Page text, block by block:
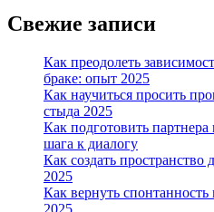
Свежие записи
Как преодолеть
браке: опыт 2025
Как научиться просить
стыда 2025
Как подготовить
шага к диалогу
Как создать
2025
Как вернуть